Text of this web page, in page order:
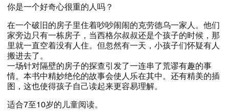
​你是一个好奇心很重的人吗？​​
​在一个破旧的房子里住着吵吵闹闹的克劳德乌一家人。​他们
家旁边只有一栋房子，​当西格尔叔叔还是个孩子的时候，​那
里就一直空着没有人住。​但忽然有一天，​小孩子们怀疑有人
搬进去了。​​
​一场针对隔壁的房子的探查引发了一连串了荒谬有趣的事
情。​本书中精妙绝伦的故事会使人乐在其中。​还有精美的插
图，​这也使得孩子自己读起来更容易理解。​​
​适合​7​至​10​岁的儿童阅读。​​